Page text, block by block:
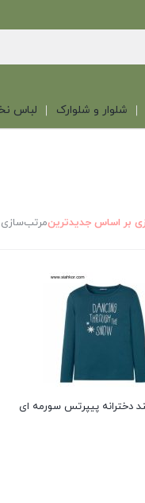
شلوار و شلوارک لباس
بر اساس جدیدترینمرتب‌سازی
دخترانه پیپرتس سورمه ای